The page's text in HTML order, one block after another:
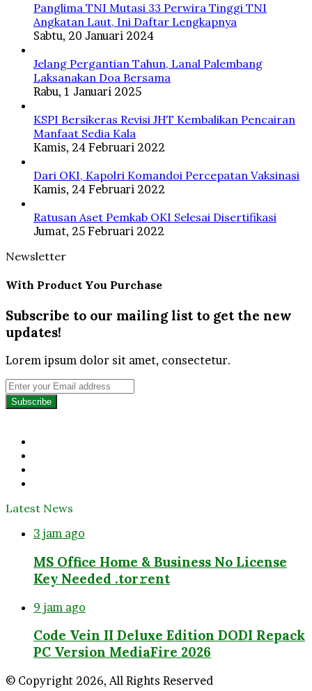
Panglima TNI Mutasi 33 Perwira Tinggi TNI
Angkatan Laut, Ini Daftar Lengkapnya
Sabtu, 20 Januari 2024
Jelang Pergantian Tahun, Lanal Palembang
Laksanakan Doa Bersama
Rabu, 1 Januari 2025
KSPI Bersikeras Revisi JHT Kembalikan Pencairan
Manfaat Sedia Kala
Kamis, 24 Februari 2022
Dari OKI, Kapolri Komandoi Percepatan Vaksinasi
Kamis, 24 Februari 2022
Ratusan Aset Pemkab OKI Selesai Disertifikasi
Jumat, 25 Februari 2022
Newsletter
With Product You Purchase
Subscribe to our mailing list to get the new
updates!
Lorem ipsum dolor sit amet, consectetur.
Enter
your
Email
Latest News
3 jam ago
MS Office Home & Business No License
Key Needed .tоr𝚛еnt
9 jam ago
Code Vein II Deluxe Edition DODI Repack
PC Version MediaFire 2026
© Copyright 2026, All Rights Reserved